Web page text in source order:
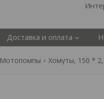
Доставка и оплата
Мотопомпы Хомуты, 150 *